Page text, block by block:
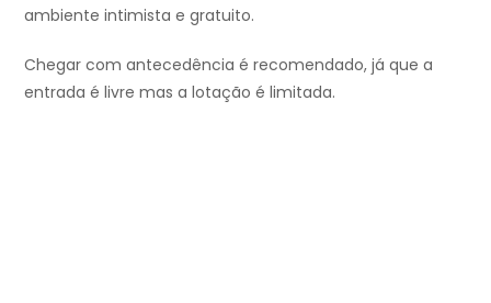
ambiente intimista e gratuito.
Chegar com antecedência é recomendado, já que a
entrada é livre mas a lotação é limitada.